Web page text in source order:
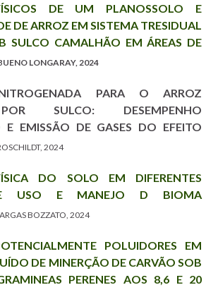
DE UM PLANOSSOLO E
DE ARROZ EM SISTEMA TRESIDUAL
SULCO CAMALHÃO EM ÁREAS DE
LONGARAY, 2024
PARA O ARROZ
SULCO: DESEMPENHO
E EMISSÃO DE GASES DO EFEITO
2024
DO SOLO EM DIFERENTES
USO E MANEJO D BIOMA
BOZZATO, 2024
POLUIDORES EM
DE MINERÇÃO DE CARVÃO SOB
PERENES AOS 8,6 E 20